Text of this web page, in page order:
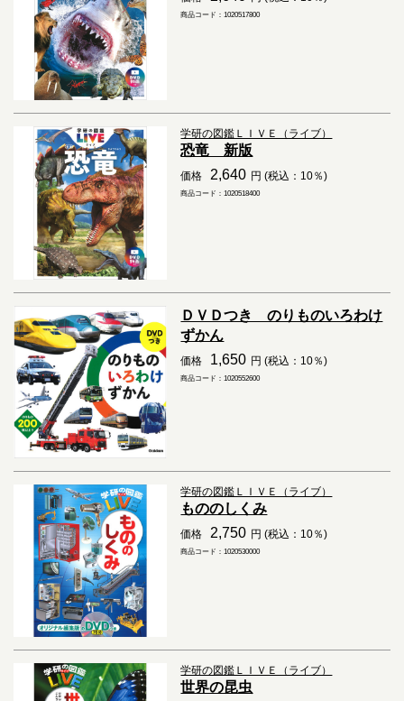
商品コード：1020517800
学研の図鑑ＬＩＶＥ（ライブ）
恐竜 新版
価格 2,640 円 (税込：10％)
商品コード：1020518400
ＤＶＤつき のりものいろわけ
ずかん
価格 1,650 円 (税込：10％)
商品コード：1020552600
学研の図鑑ＬＩＶＥ（ライブ）
もののしくみ
価格 2,750 円 (税込：10％)
商品コード：1020530000
学研の図鑑ＬＩＶＥ（ライブ）
世界の昆虫